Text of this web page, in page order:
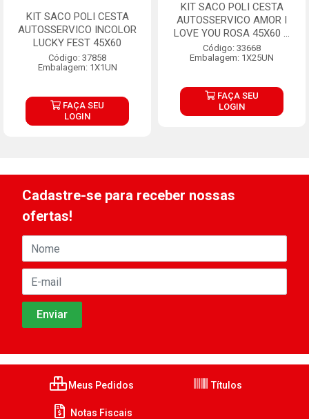
KIT SACO POLI CESTA
AUTOSSERVICO INCOLOR
LUCKY FEST 45X60
Código: 37858
Embalagem: 1X1UN
FAÇA SEU
LOGIN
KIT SACO POLI CESTA
AUTOSSERVICO AMOR I
LOVE YOU ROSA 45X60 ...
Código: 33668
Embalagem: 1X25UN
FAÇA SEU
LOGIN
Cadastre-se para receber nossas
ofertas!
Meus Pedidos Títulos
Notas Fiscais